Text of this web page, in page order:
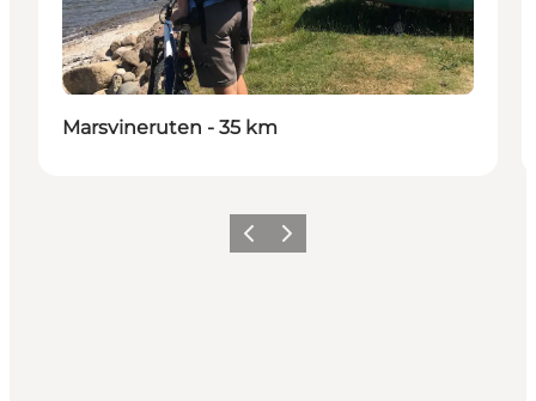
Marsvineruten - 35 km
ForrigeNæste